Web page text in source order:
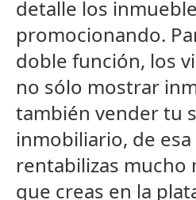
detalle los
promocionando.
doble función, los
no sólo mostrar
también vender tu
inmobiliario, de
rentabilizas mucho
que creas en la